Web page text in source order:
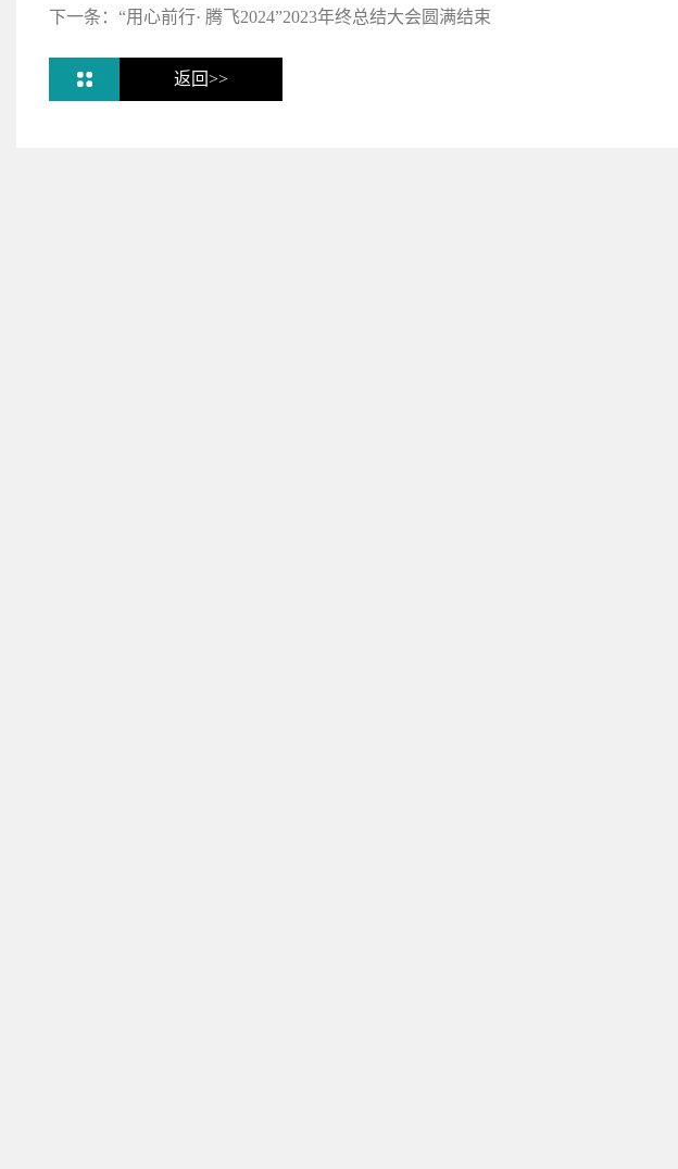
下一条： “用心前行· 腾飞2024”2023年终总结大会圆满结束
返回>>